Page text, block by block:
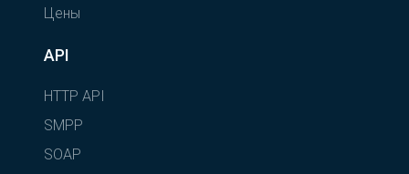
Цены
API
HTTP API
SMPP
SOAP